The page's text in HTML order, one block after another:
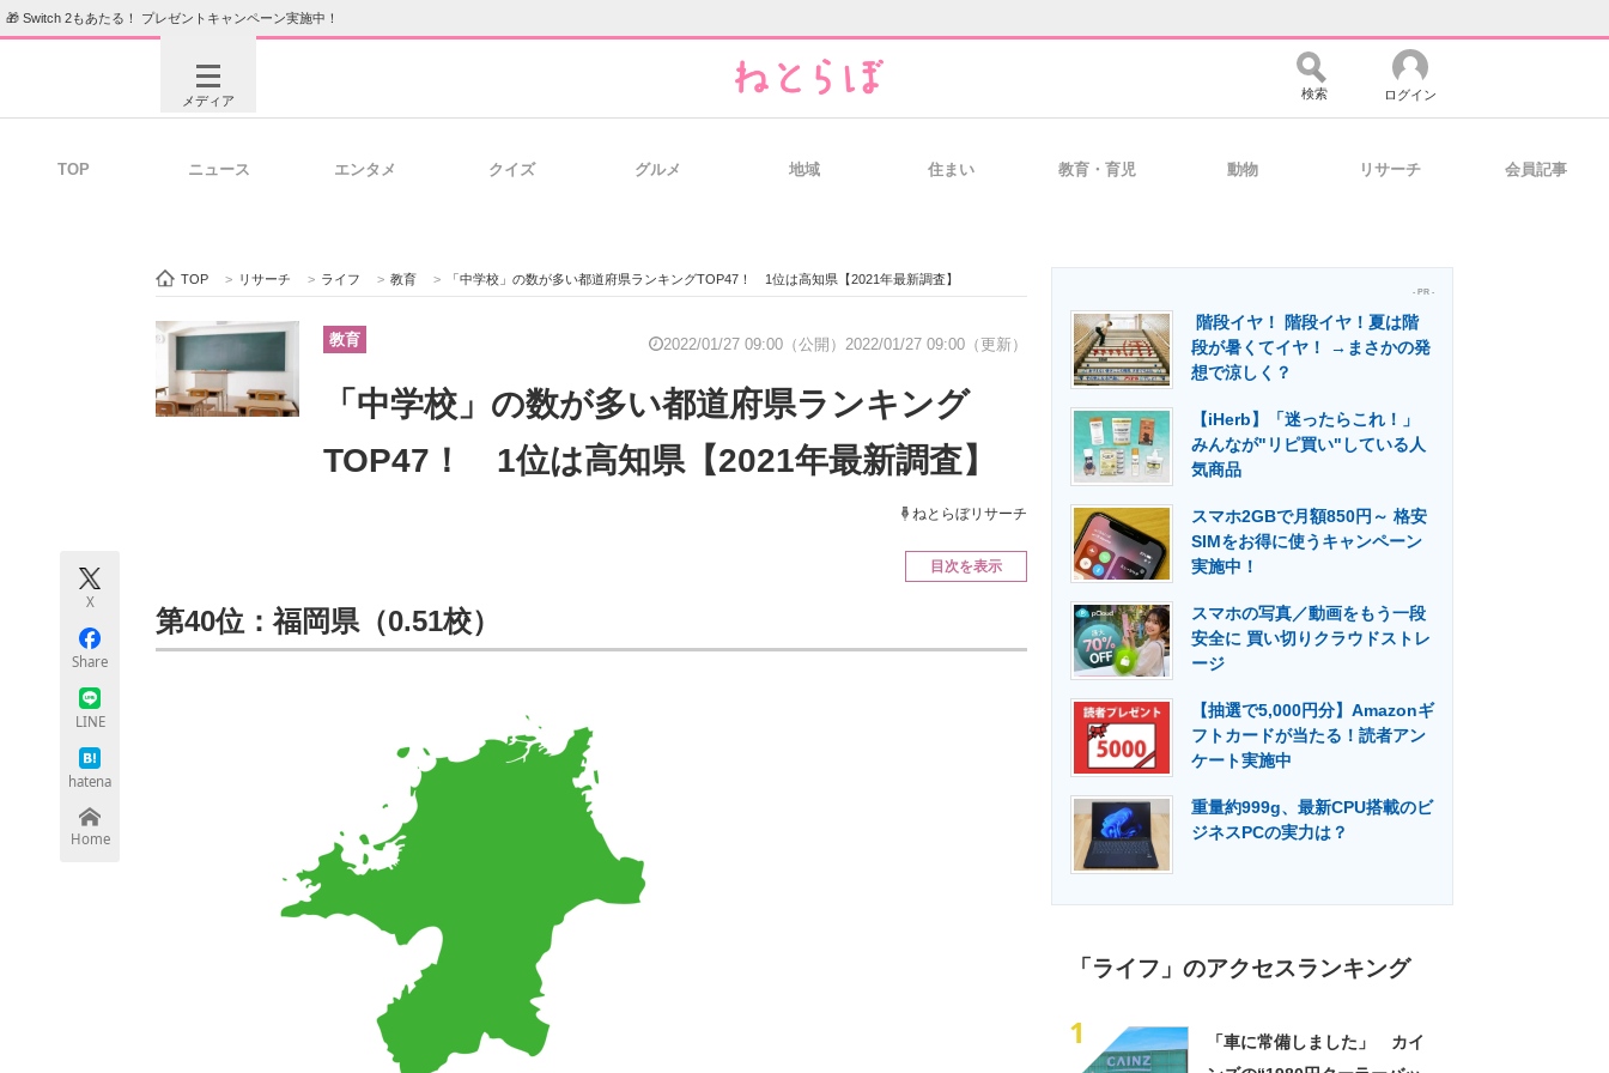
🎁 Switch 2もあたる！ プレゼントキャンペーン実施中！
メディア
ビジネスと働き方のヒント 経営リーダーのコミュニティ マーケ×ITの今がよく分かる
企業向けIT製品の総合サイト IT製品の技術・比較・事例 製造業のIT導入・活用を支援
エネルギーの専門メディア 建設×テクノロジーの最前線
検索 ログイン
TOP ニュース エンタメ クイズ グルメ 地域 住まい 教育・育児 動物 リサーチ 会員記事
TOP > リサーチ > ライフ > 教育 > 「中学校」の数が多い都道府県ランキングTOP47！ 1位は高知県【2021年最新調査】
教育 2022/01/27 09:00（公開） 2022/01/27 09:00（更新）
「中学校」の数が多い都道府県ランキング
TOP47！ 1位は高知県【2021年最新調査】
ねとらぼリサーチ
X
Share
LINE
hatena
Home
目次を表示
第40位：福岡県（0.51校）
- PR -
階段イヤ！ 階段イヤ！夏は階
段が暑くてイヤ！ →まさかの発
想で涼しく？
【iHerb】「迷ったらこれ！」
みんなが"リピ買い"している人
気商品
スマホ2GBで月額850円～ 格安
SIMをお得に使うキャンペーン
実施中！
スマホの写真／動画をもう一段
安全に 買い切りクラウドストレ
ージ
【抽選で5,000円分】Amazonギ
フトカードが当たる！読者アン
ケート実施中
重量約999g、最新CPU搭載のビ
ジネスPCの実力は？
「ライフ」のアクセスランキング
1
「車に常備しました」 カイ